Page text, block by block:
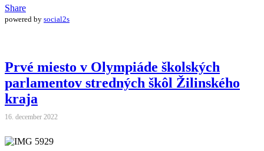
Share
powered by social2s
Prvé miesto v Olympiáde školských
parlamentov stredných škôl Žilinského
kraja
16. december 2022